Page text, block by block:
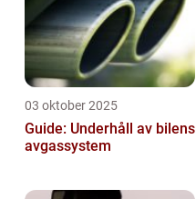
03 oktober 2025
Guide: Underhåll av bilens
avgassystem